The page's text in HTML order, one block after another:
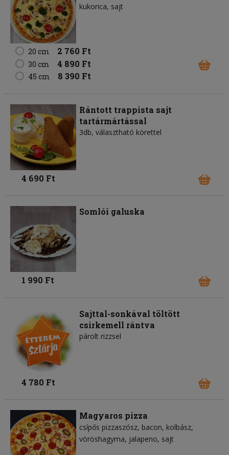
kukorica sajt
20 cm 2 760 Ft
30 cm 4 890 Ft
45 cm 8 390 Ft
Rántott trappista sajt
tartármártással
3db, választható körettel
4 690 Ft
Somlói galuska
1 990 Ft
Sajttal-sonkával töltött
csirkemell rántva
párolt rizzsel
4 780 Ft
Magyaros pizza
csípős pizzaszósz bacon kolbász
vöröshagyma jalapeno sajt